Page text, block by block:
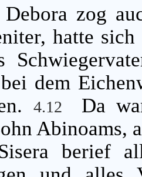
Debora zog
hatte
dem
4.12
Da
Abinoams,
berief